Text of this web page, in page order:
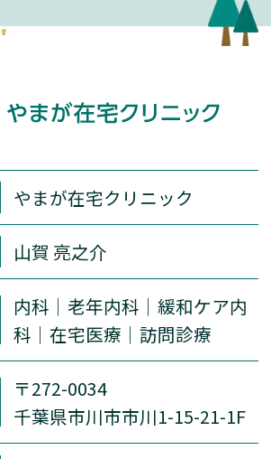
やまが在宅クリニック
山賀 亮之介
内科｜老年内科｜緩和ケア内
科｜在宅医療｜訪問診療
〒272-0034
千葉県市川市市川1-15-21-1F